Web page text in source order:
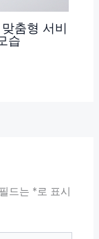
춤형 서비
습
드는 *로 표시